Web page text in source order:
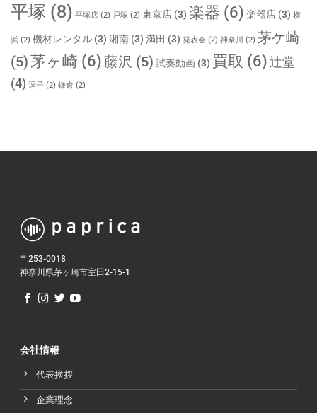
平塚 (8) 平塚店 (2) 戸塚 (2) 東京店 (3) 楽器 (6) 楽器店 (3) 横
浜 (2) 機材レンタル (3) 湘南 (3) 満田 (3) 発表会 (2) 神奈川 (2) 茅ケ崎
(5)茅ヶ崎 (6)藤沢 (5) 試奏動画 (3) 買取 (6) 辻堂
(4) 逗子 (2) 鎌倉 (2)
〒253-0018
神奈川県茅ヶ崎市室田2-15-1
会社情報
代表挨拶
企業理念